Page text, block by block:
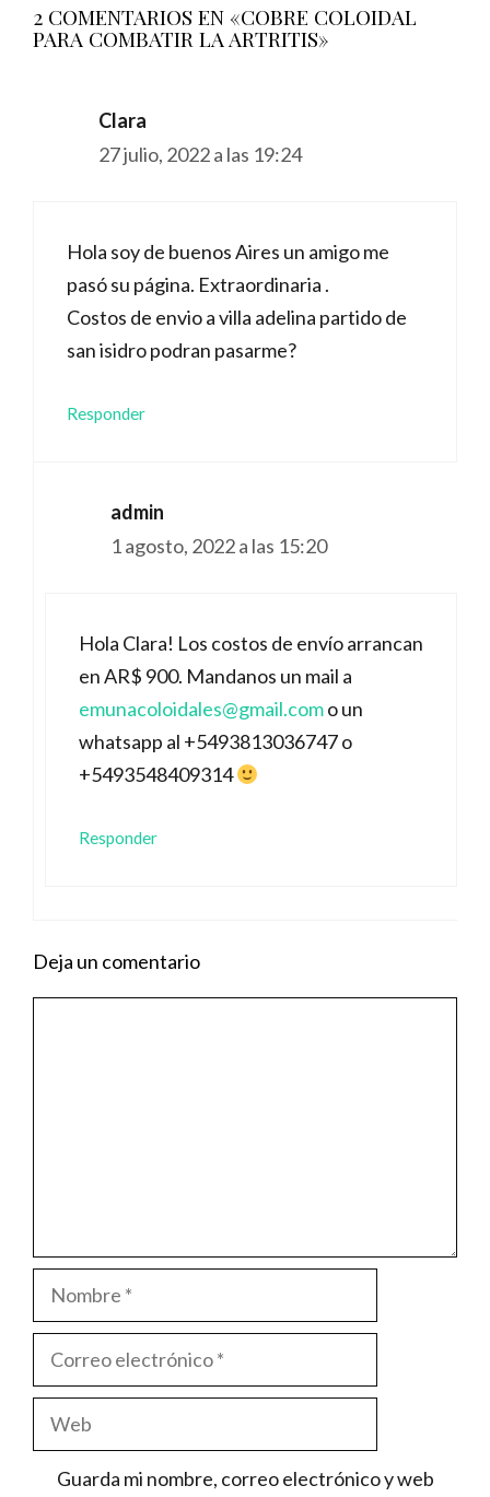
2 COMENTARIOS EN «COBRE COLOIDAL
PARA COMBATIR LA ARTRITIS»
Clara
27 julio, 2022 a las 19:24
Hola soy de buenos Aires un amigo me
pasó su página. Extraordinaria .
Costos de envio a villa adelina partido de
san isidro podran pasarme?
Responder
admin
1 agosto, 2022 a las 15:20
Hola Clara! Los costos de envío arrancan
en AR$ 900. Mandanos un mail a
emunacoloidales@gmail.como un
whatsapp al +5493813036747 o
+5493548409314
Responder
Deja un comentario
Nombre
Correo
electrónico
Web
Guarda mi nombre, correo electrónico y web